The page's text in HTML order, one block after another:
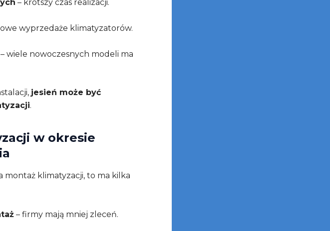
– krótszy czas realizacji.
wyprzedaże klimatyzatorów.
– wiele nowoczesnych modeli ma
jesień może być
.
w okresie
montaż klimatyzacji, to ma kilka
– firmy mają mniej zleceń.